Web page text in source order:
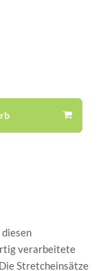
verarbeitete
Stretcheinsätze